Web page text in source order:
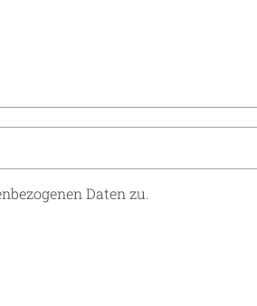
Daten zu.